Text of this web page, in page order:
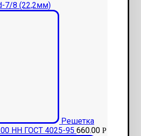
7/8 (22,2мм)
Решетка
НН ГОСТ 4025-95 660.00 Р